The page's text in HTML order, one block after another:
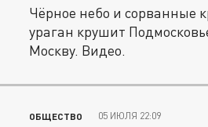
Чёрное небо и
ураган крушит
Москву. Видео.
ОБЩЕСТВО 05 ИЮЛЯ 22:09